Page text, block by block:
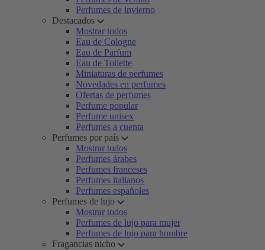
Perfumes de invierno
Destacados
Mostrar todos
Eau de Cologne
Eau de Parfum
Eau de Toilette
Miniaturas de perfumes
Novedades en perfumes
Ofertas de perfumes
Perfume popular
Perfume unisex
Perfumes a cuenta
Perfumes por país
Mostrar todos
Perfumes árabes
Perfumes franceses
Perfumes italianos
Perfumes españoles
Perfumes de lujo
Mostrar todos
Perfumes de lujo para mujer
Perfumes de lujo para hombre
Fragancias nicho